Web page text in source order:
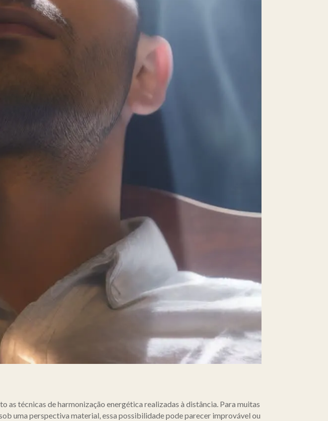
técnicas de harmonização energética realizadas à distância. Para muitas
uma perspectiva material, essa possibilidade pode parecer improvável ou